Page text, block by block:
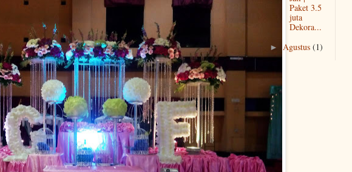
Paket 3.5
juta
Dekora...
► Agustus (1)